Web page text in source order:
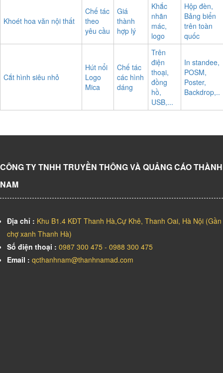
Khoét hoa văn nội thất
Chế tác
theo
yêu cầu
Giá
thành
hợp lý
Khắc
nhãn
mác,
logo
Hộp đèn,
Bảng biển
trên toàn
quốc
Cắt hình siêu nhỏ
Hút nổi
Logo
Mica
Chế tác
các hình
dáng
Trên
điện
thoại,
đồng
hồ,
USB,...
In standee,
POSM,
Poster,
Backdrop,..
CÔNG TY TNHH TRUYỀN THÔNG VÀ QUẢNG CÁO THÀNH
NAM
Địa chỉ : Khu B1.4 KĐT Thanh Hà,Cự Khê, Thanh Oai, Hà Nội (Gần
chợ xanh Thanh Hà)
Số điện thoại : 0987 300 475 - 0988 300 475
Email : qcthanhnam@thanhnamad.com